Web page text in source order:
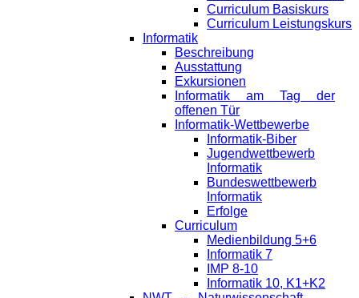
Curriculum Basiskurs
Curriculum Leistungskurs
Informatik
Beschreibung
Ausstattung
Exkursionen
Informatik am Tag der
offenen Tür
Informatik-Wettbewerbe
Informatik-Biber
Jugendwettbewerb
Informatik
Bundeswettbewerb
Informatik
Erfolge
Curriculum
Medienbildung 5+6
Informatik 7
IMP 8-10
Informatik 10, K1+K2